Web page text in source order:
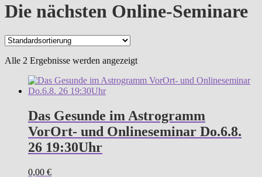
Die nächsten Online-Seminare
Alle 2 Ergebnisse werden angezeigt
Das Gesunde im Astrogramm
VorOrt- und Onlineseminar Do.6.8.
26 19:30Uhr
0,00 €